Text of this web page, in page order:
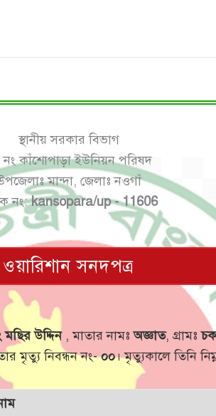
স্থানীয় সরকার বিভাগ
নং কাঁশোপাড়া ইউনিয়ন পরিষদ
মান্দা, জেলাঃ নওগাঁ
নং:kansopara/up - 11606
ওয়ারিশান সনদপত্র
উদ্দিন, মাতার নামঃঅজ্ঞাত, গ্রামঃ
মৃত্যু নিবন্ধন নং-০০। মৃত্যুকালে তিনি